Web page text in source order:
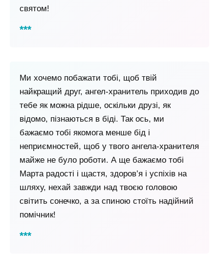
святом!
Ми хочемо побажати тобі, щоб твій
найкращий друг, ангел-хранитель приходив до
тебе як можна рідше, оскільки друзі, як
відомо, пізнаються в біді. Так ось, ми
бажаємо тобі якомога менше бід і
неприємностей, щоб у твого ангела-хранителя
майже не було роботи. А ще бажаємо тобі
Марта радості і щастя, здоров’я і успіхів на
шляху, нехай завжди над твоєю головою
світить сонечко, а за спиною стоїть надійний
помічник!